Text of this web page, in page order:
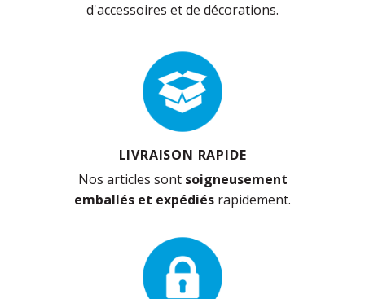
d'accessoires et de décorations.
LIVRAISON RAPIDE
Nos articles sont soigneusement
emballés et expédiés rapidement.